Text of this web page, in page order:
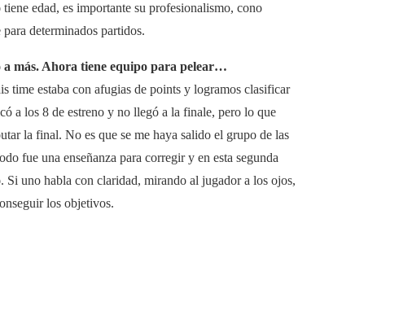
edad, es importante su profesionalismo, cono
determinados partidos.
a más. Ahora tiene equipo para pelear…
time estaba con afugias de points y logramos clasificar
a los 8 de estreno y no llegó a la finale, pero lo que
la final. No es que se me haya salido el grupo de las
fue una enseñanza para corregir y en esta segunda
Si uno habla con claridad, mirando al jugador a los ojos,
los objetivos.